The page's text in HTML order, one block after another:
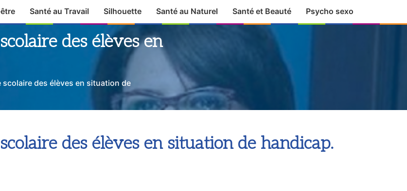
Santé au Travail Silhouette Santé au Naturel Santé et Beauté Psycho sexo
des élèves en
scolaire des élèves en situation de
des élèves en situation de handicap.